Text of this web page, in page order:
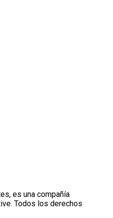
es una compañía
Todos los derechos